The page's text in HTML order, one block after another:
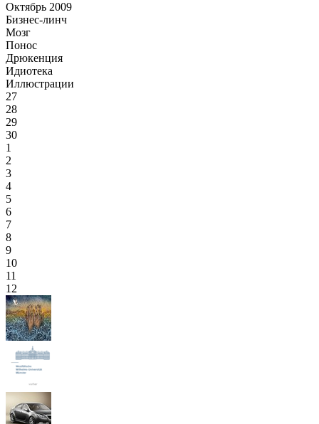
Октябрь 2009
Бизнес-линч
Мозг
Понос
Дрюкенция
Идиотека
Иллюстрации
27
28
29
30
1
2
3
4
5
6
7
8
9
10
11
12